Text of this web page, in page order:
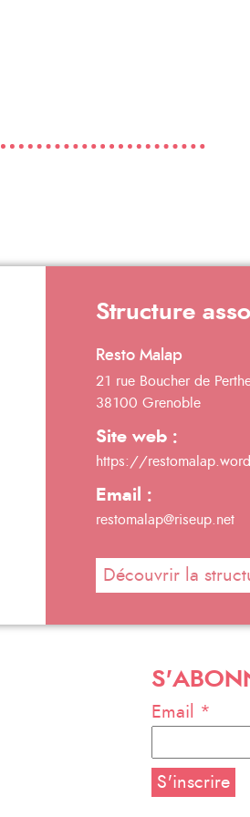
Structure
Resto Malap
21 rue Boucher de
38100 Grenoble
Site web :
https://
Email :
restomalap@riseup.net
Découvrir la
Email *